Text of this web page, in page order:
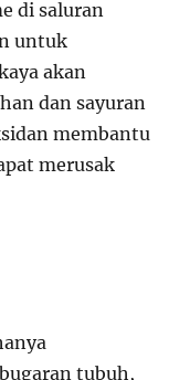
di saluran
untuk
akan
dan sayuran
membantu
merusak
tubuh,